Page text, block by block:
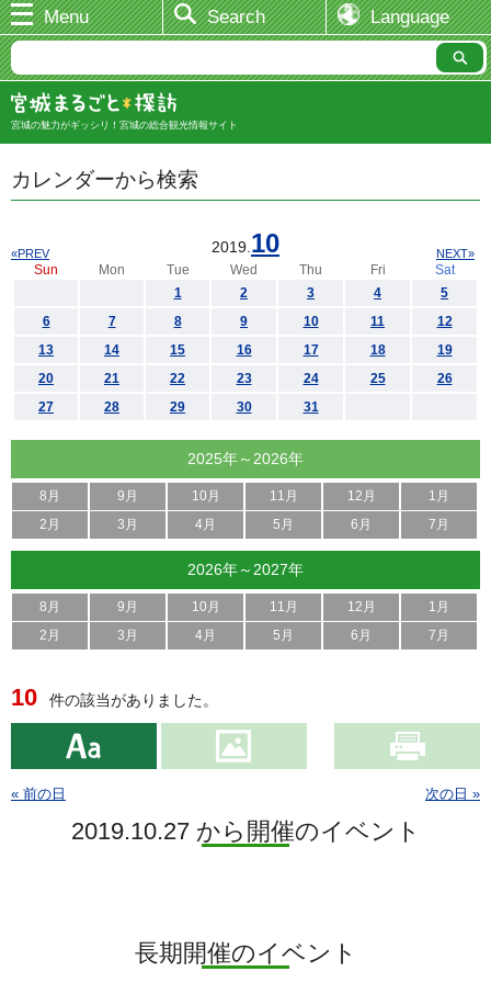
Menu Search Language
宮城の魅力がギッシリ！宮城の総合観光情報サイト
カレンダーから検索
2019. 10
«PREV NEXT»
Sun Mon Tue Wed Thu Fri
Sat
1
2 3 4
5
6
7 8 9 10 11
12
13
14 15 16 17 18
19
20
21 22 23 24 25
26
27
28 29 30 31
2025年～2026年
8月 9月 10月 11月 12月
1月
2月
3月 4月 5月 6月 7月
2026年～2027年
8月 9月 10月 11月 12月
1月
2月
3月 4月 5月 6月 7月
10 件の該当がありました。
« 前の日 次の日 »
2019.10.27 から開催のイベント
長期開催のイベント